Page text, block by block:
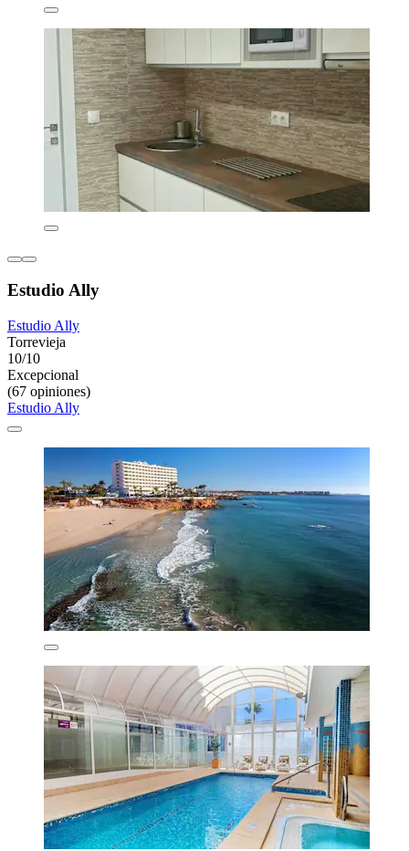
Estudio Ally
Estudio Ally
Torrevieja
10/10
Excepcional
(67 opiniones)
Estudio Ally